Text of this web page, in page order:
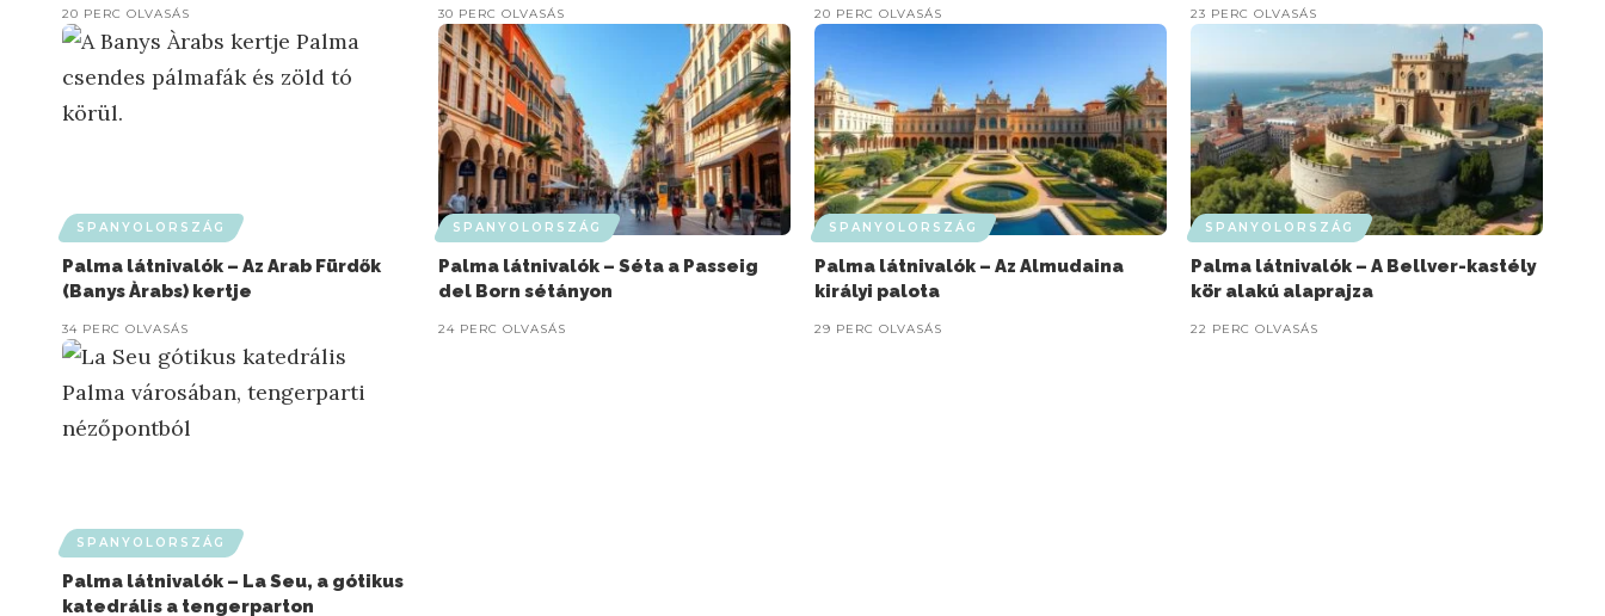
20 PERC OLVASÁS 30 PERC OLVASÁS 20 PERC OLVASÁS 23 PERC OLVASÁS
SPANYOLORSZÁG
Palma látnivalók – Az Arab Fürdők
(Banys Àrabs) kertje
34 PERC OLVASÁS
SPANYOLORSZÁG
Palma látnivalók – Séta a Passeig
del Born sétányon
24 PERC OLVASÁS
SPANYOLORSZÁG
Palma látnivalók – Az Almudaina
királyi palota
29 PERC OLVASÁS
SPANYOLORSZÁG
Palma látnivalók – A Bellver-kastély
kör alakú alaprajza
22 PERC OLVASÁS
SPANYOLORSZÁG
Palma látnivalók – La Seu, a gótikus
katedrális a tengerparton